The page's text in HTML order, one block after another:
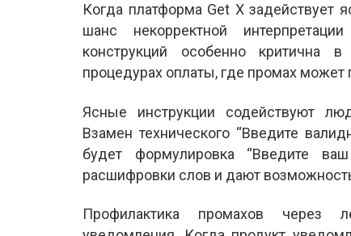
Когда платформа Get X
шанс некорректной
конструкций особенно критична
процедурах оплаты, где промах
Ясные инструкции содействуют
Взамен технического “Введите
будет формулировка “Введите
расшифровки слов и дают
Профилактика промахов через